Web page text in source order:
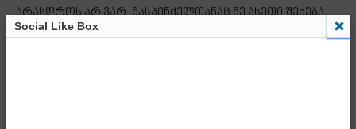
არასდროს არ ვარ, მასპინძელთანაც მე ასეთი შეხება
არ მქონია, მის ძმას ვიცნობ უფრო კარგად,
Social Like Box